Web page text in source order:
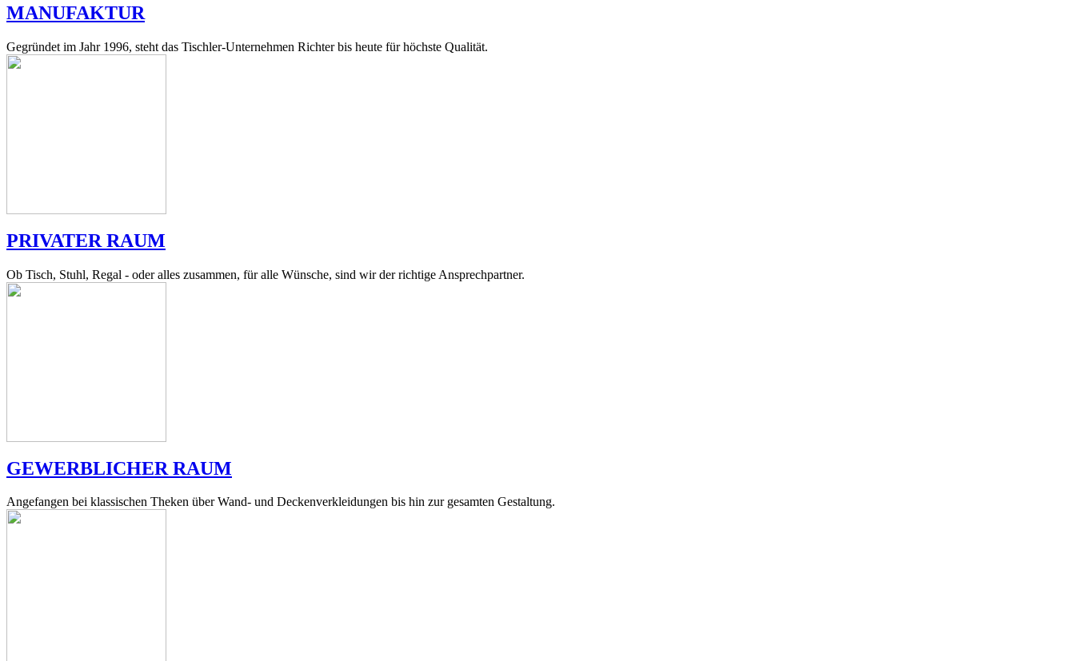
MANUFAKTUR
Gegründet im Jahr 1996, steht das Tischler-Unternehmen Richter bis heute für höchste Qualität.
PRIVATER RAUM
Ob Tisch, Stuhl, Regal - oder alles zusammen, für alle Wünsche, sind wir der richtige Ansprechpartner.
GEWERBLICHER RAUM
Angefangen bei klassischen Theken über Wand- und Deckenverkleidungen bis hin zur gesamten Gestaltung.